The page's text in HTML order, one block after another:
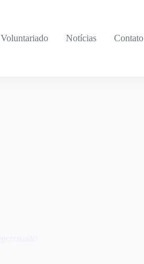
Voluntariado Notícias Contato